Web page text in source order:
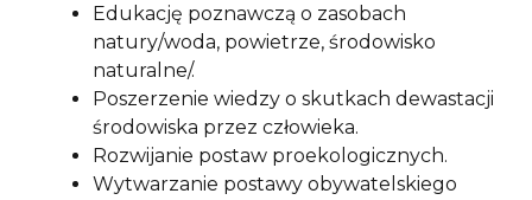
Edukację poznawczą o zasobach
natury/woda, powietrze, środowisko
naturalne/.
Poszerzenie wiedzy o skutkach dewastacji
środowiska przez człowieka.
Rozwijanie postaw proekologicznych.
Wytwarzanie postawy obywatelskiego